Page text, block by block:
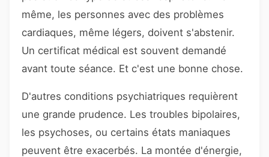
même, les personnes avec des problèmes
cardiaques, même légers, doivent s'abstenir.
Un certificat médical est souvent demandé
avant toute séance. Et c'est une bonne chose.
D'autres conditions psychiatriques requièrent
une grande prudence. Les troubles bipolaires,
les psychoses, ou certains états maniaques
peuvent être exacerbés. La montée d'énergie,